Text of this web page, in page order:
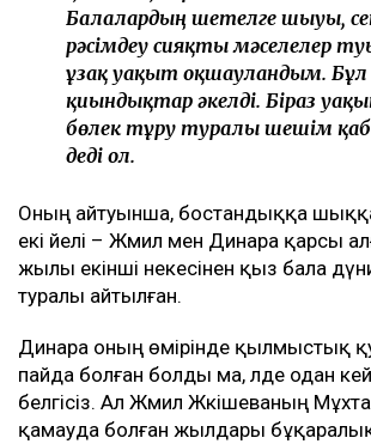
Балалардың шетелге шығуы,
рәсімдеу сияқты мәселелер
ұзақ уақыт оқшауландым. Бұл
қиындықтар әкелді. Біраз
бөлек тұру туралы шешім
деді ол.
Оның айтуынша, бостандыққа
екі әйелі – Жәмилә мен Динара қарсы
жылы екінші некесінен қыз бала
туралы айтылған.
Динара оның өмірінде қылмыстық
пайда болған болды ма, әлде одан
белгісіз. Ал Жәмилә Жәкішеваның
қамауда болған жылдары